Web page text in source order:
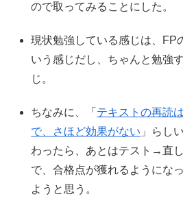
ので取ってみることにした。
現状勉強している感じは、FP
いう感じだし、ちゃんと勉強
じ。
ちなみに、「 テキストの再読
で、さほど効果がない 」らし
わったら、あとはテスト→直
で、合格点が獲れるようにな
ようと思う。